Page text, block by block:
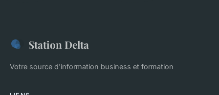
Station Delta
Votre source d'information business et formation